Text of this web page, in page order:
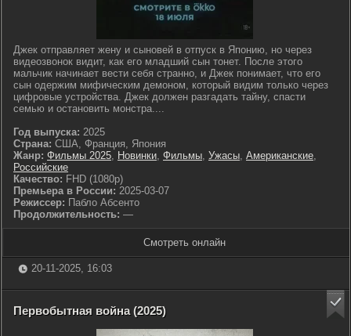
Джек отправляет жену и сыновей в отпуск в Японию, но через
видеозвонок видит, как его младший сын тонет. После этого
мальчик начинает вести себя странно, и Джек понимает, что его
сын одержим мифическим демоном, который видим только через
цифровые устройства. Джек должен разгадать тайну, спасти
семью и остановить монстра....
Год выпуска: 2025
Страна: США, Франция, Япония
Жанр: Фильмы 2025, Новинки, Фильмы, Ужасы, Американские,
Российские
Качество: FHD (1080p)
Премьера в России: 2025-03-07
Режиссер: Пабло Абсенто
Продолжительность: —
Смотреть онлайн
20-11-2025, 16:03
Первобытная война (2025)